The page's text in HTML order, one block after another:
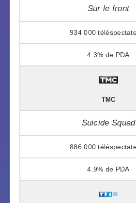
Sur le front
934 000
4.3%
TMC
Suicide Squad
886 000
4.9%